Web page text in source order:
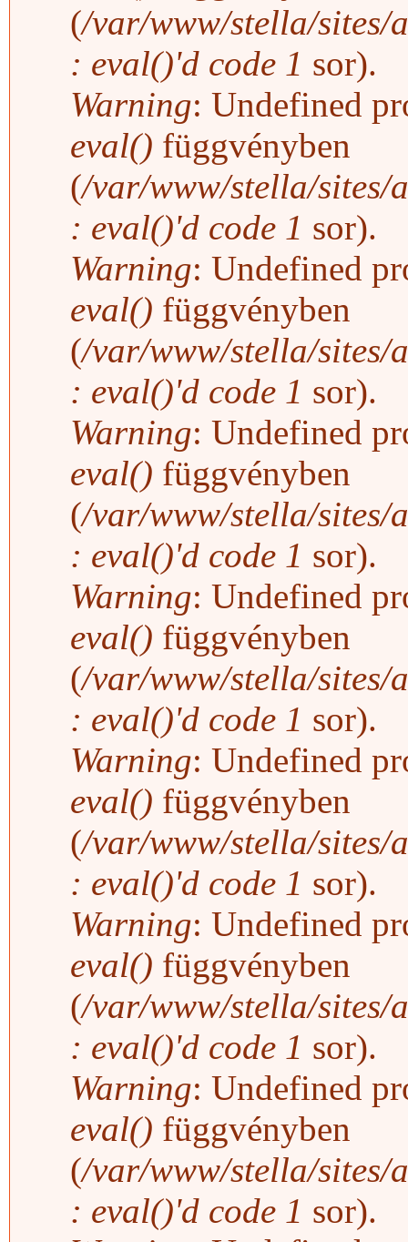
(/var/www/stella/sites/
: eval()'d code 1 sor).
Warning: Undefined
eval() függvényben
(/var/www/stella/sites/
: eval()'d code 1 sor).
Warning: Undefined
eval() függvényben
(/var/www/stella/sites/
: eval()'d code 1 sor).
Warning: Undefined
eval() függvényben
(/var/www/stella/sites/
: eval()'d code 1 sor).
Warning: Undefined
eval() függvényben
(/var/www/stella/sites/
: eval()'d code 1 sor).
Warning: Undefined
eval() függvényben
(/var/www/stella/sites/
: eval()'d code 1 sor).
Warning: Undefined
eval() függvényben
(/var/www/stella/sites/
: eval()'d code 1 sor).
Warning: Undefined
eval() függvényben
(/var/www/stella/sites/
: eval()'d code 1 sor).